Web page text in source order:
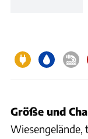
Größe und
Wiesengelände,